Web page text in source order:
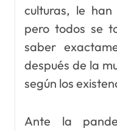
culturas, le
pero todos se
saber
después de la
según los
Ante la